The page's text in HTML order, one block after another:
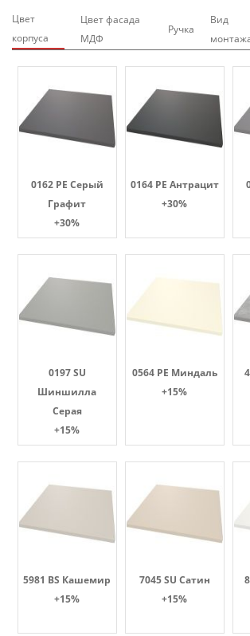
Цвет
корпуса
Цвет фасада
МДФ
Ручка
Вид
0162 PE Серый
Графит
+30%
0164 PE Антрацит
+30%
0197 SU
Шиншилла
Серая
+15%
0564 PE Миндаль
+15%
5981 BS Кашемир
+15%
7045 SU Сатин
+15%